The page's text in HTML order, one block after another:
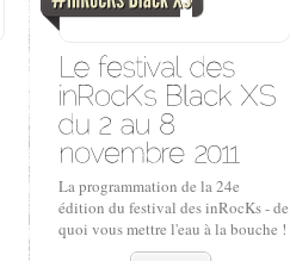
La programmation de la 24e
édition du festival des inRocKs - de
quoi vous mettre l'eau à la bouche !